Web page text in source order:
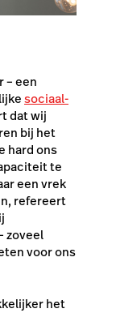
– een
sociaal-
dat wij
bij het
hard ons
te
een vrek
refereert
zoveel
voor ons
het